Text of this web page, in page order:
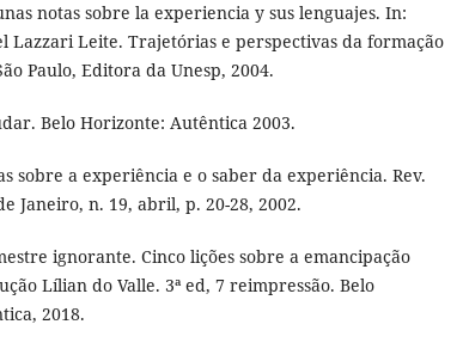
notas sobre la experiencia y sus lenguajes. In:
Lazzari Leite. Trajetórias e perspectivas da formação
Paulo, Editora da Unesp, 2004.
Belo Horizonte: Autêntica 2003.
sobre a experiência e o saber da experiência. Rev.
Janeiro, n. 19, abril, p. 20-28, 2002.
ignorante. Cinco lições sobre a emancipação
Lílian do Valle. 3ª ed, 7 reimpressão. Belo
2018.